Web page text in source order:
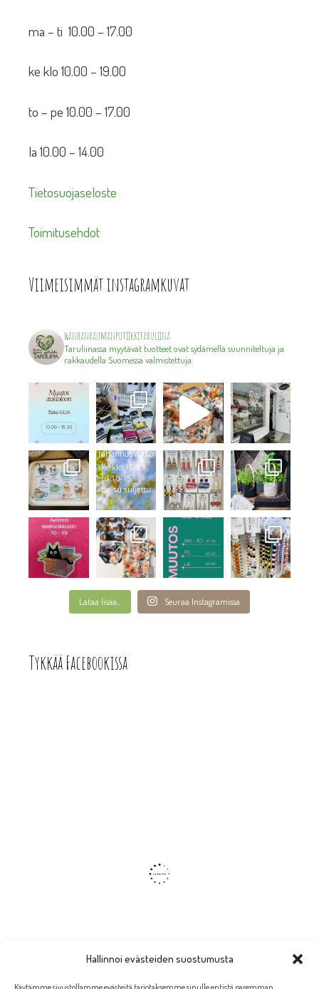
Hallinnoi evästeiden suostumusta
ma – ti 10.00 – 17.00
ke klo 10.00 – 19.00
to – pe 10.00 – 17.00
la 10.00 – 14.00
Tietosuojaseloste
Toimitusehdot
Viimeisimmät instagramkuvat
wanhanraumanputiikkitaruliina
Taruliinassa myytävät tuotteet ovat sydämellä suunniteltuja ja
rakkaudella Suomessa valmistettuja.
Lataa lisää... Seuraa Instagramissa
Tykkää Facebookissa